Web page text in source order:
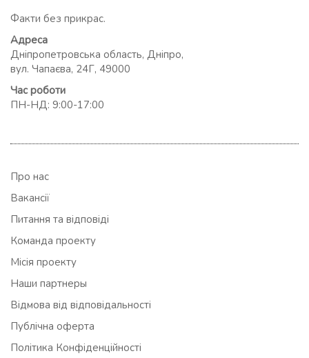
Факти без прикрас.
Адреса
Дніпропетровська область, Дніпро,
вул. Чапаєва, 24Г, 49000
Час роботи
ПН-НД: 9:00-17:00
Про нас
Вакансії
Питання та відповіді
Команда проекту
Місія проекту
Наши партнеры
Відмова від відповідальності
Публічна оферта
Політика Конфіденційності